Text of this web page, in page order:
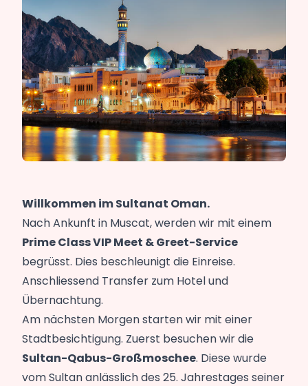
Willkommen im Sultanat Oman.
Nach Ankunft in Muscat, werden wir mit einem
Prime Class VIP Meet & Greet-Service
begrüsst. Dies beschleunigt die Einreise.
Anschliessend Transfer zum Hotel und
Übernachtung.
Am nächsten Morgen starten wir mit einer
Stadtbesichtigung. Zuerst besuchen wir die
Sultan-Qabus-Großmoschee. Diese wurde
vom Sultan anlässlich des 25. Jahrestages seiner